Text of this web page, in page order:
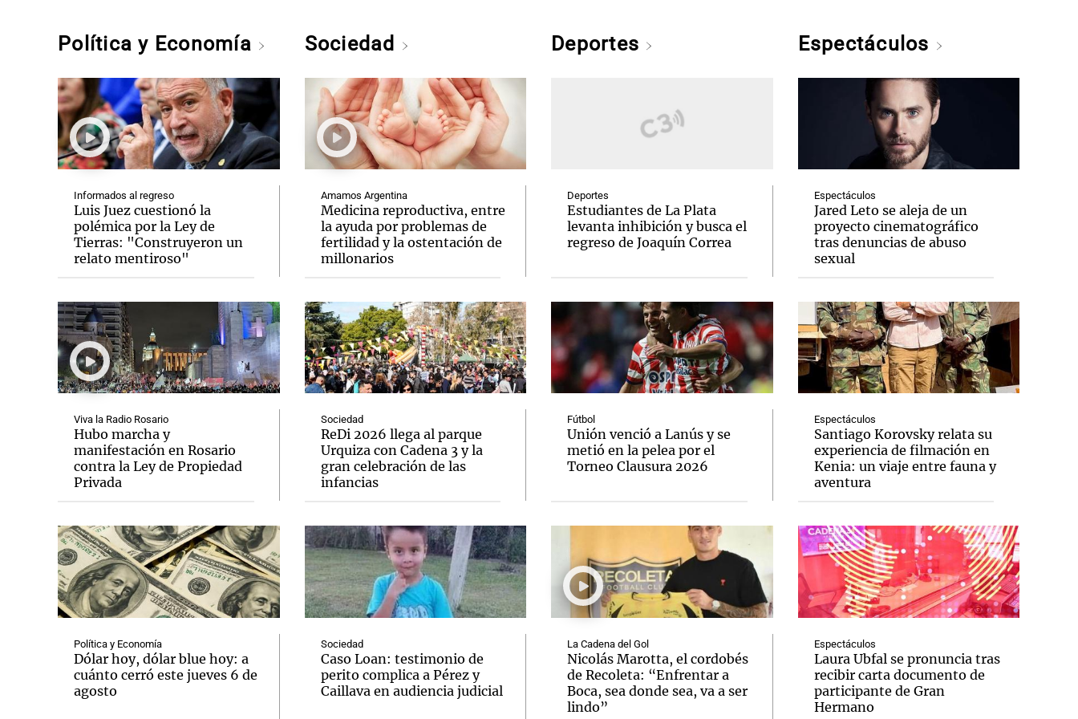
Política y Economía
Informados al regreso
Luis Juez cuestionó la
polémica por la Ley de
Tierras: "Construyeron un
relato mentiroso"
Viva la Radio Rosario
Hubo marcha y
manifestación en Rosario
contra la Ley de Propiedad
Privada
Política y Economía
Dólar hoy, dólar blue hoy: a
cuánto cerró este jueves 6 de
agosto
Sociedad
Amamos Argentina
Medicina reproductiva, entre
la ayuda por problemas de
fertilidad y la ostentación de
millonarios
Sociedad
ReDi 2026 llega al parque
Urquiza con Cadena 3 y la
gran celebración de las
infancias
Sociedad
Caso Loan: testimonio de
perito complica a Pérez y
Caillava en audiencia judicial
Deportes
Deportes
Estudiantes de La Plata
levanta inhibición y busca el
regreso de Joaquín Correa
Fútbol
Unión venció a Lanús y se
metió en la pelea por el
Torneo Clausura 2026
La Cadena del Gol
Nicolás Marotta, el cordobés
de Recoleta: “Enfrentar a
Boca, sea donde sea, va a ser
lindo”
Espectáculos
Espectáculos
Jared Leto se aleja de un
proyecto cinematográfico
tras denuncias de abuso
sexual
Espectáculos
Santiago Korovsky relata su
experiencia de filmación en
Kenia: un viaje entre fauna y
aventura
Espectáculos
Laura Ubfal se pronuncia tras
recibir carta documento de
participante de Gran
Hermano
Notas Notas
El huracán de Arequito
Notas
Cadena 3 en Groenlandia
Notas